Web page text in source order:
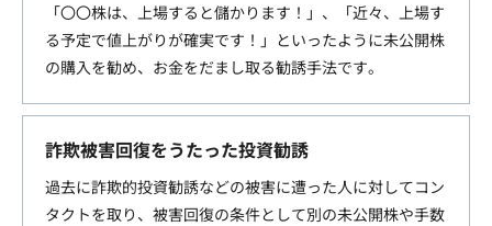
「〇〇株は、上場すると儲かります！」、「近々、上場す
る予定で値上がりが確実です！」といったように未公開株
の購入を勧め、お金をだまし取る勧誘手法です。
詐欺被害回復をうたった投資勧誘
過去に詐欺的投資勧誘などの被害に遭った人に対してコン
タクトを取り、被害回復の条件として別の未公開株や手数